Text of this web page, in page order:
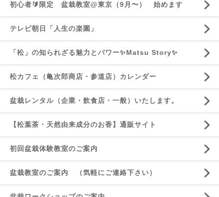
初心者🔰限定 盆栽教室@東京（9月〜） 始めます
テレビ朝日「人生の楽園」
「松」の知られざる魅力とパワー✨Matsu Story✨
松カフェ（亀次郎商店・参道店）カレンダー
盆栽レンタル（企業・飲食店・一般）いたします。
【松葉茶・天然由来成分のお香】通販サイト
初回盆栽体験教室のご案内
盆栽教室のご案内 （気軽にご連絡下さい）